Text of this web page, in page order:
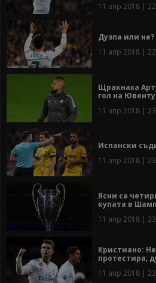
11 апр 2018 |
Дузпа или
11 апр 2018 |
Щракнаха
гол на
11 апр 2018 |
Испански
11 апр 2018 |
Ясни са
купата в
11 апр 2018 |
Кристиано:
протестира,
11 апр 2018 |